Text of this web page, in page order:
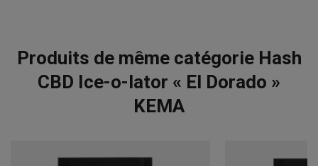
Produits de même catégorie Hash
CBD Ice-o-lator « El Dorado »
KEMA